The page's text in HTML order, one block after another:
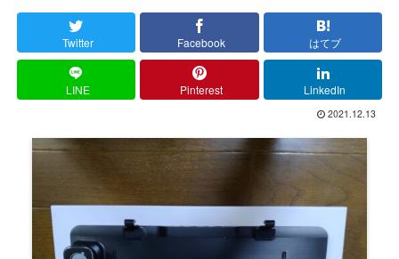
Twitter Facebook はてブ
LINE Pinterest LinkedIn
2021.12.13